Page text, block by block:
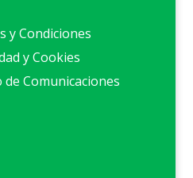
y Condiciones
y Cookies
Comunicaciones